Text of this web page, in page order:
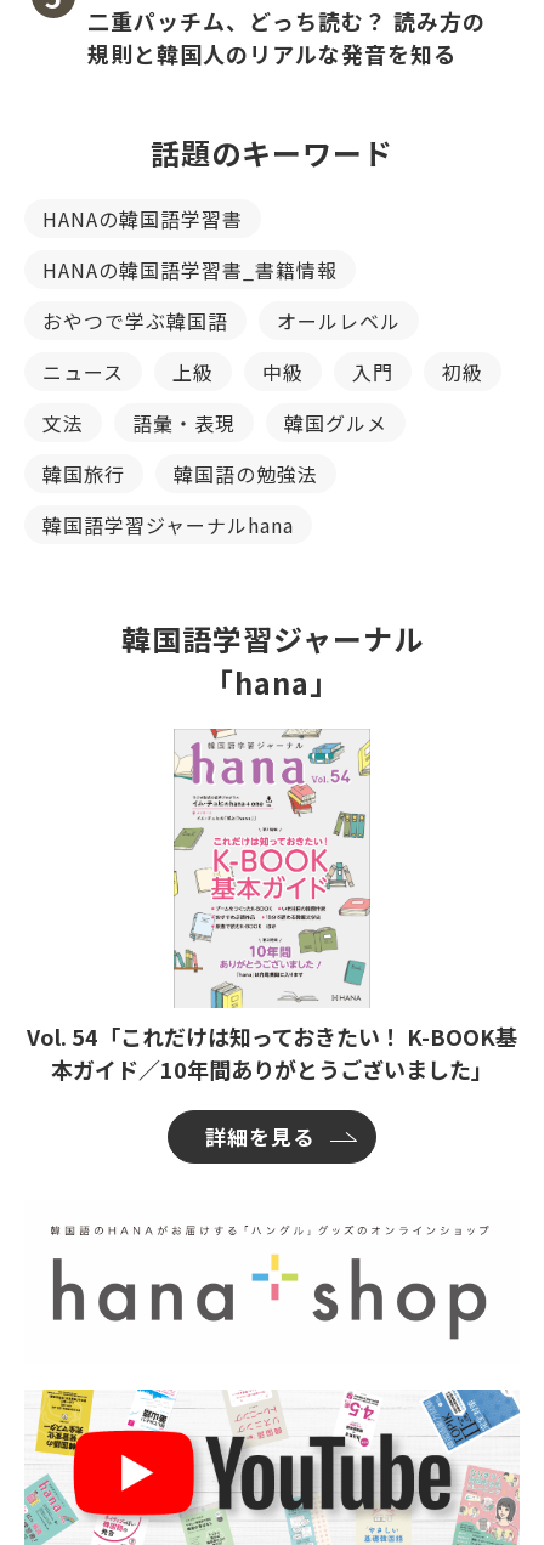
二重パッチム、どっち読む？ 読み方の
規則と韓国人のリアルな発音を知る
話題のキーワード
HANAの韓国語学習書
HANAの韓国語学習書_書籍情報
おやつで学ぶ韓国語
オールレベル
ニュース
上級 中級 入門
初級
文法
語彙・表現
韓国グルメ
韓国旅行
韓国語の勉強法
韓国語学習ジャーナルhana
韓国語学習ジャーナル
「hana」
Vol. 54「これだけは知っておきたい！ K-BOOK基
本ガイド／10年間ありがとうございました」
詳細を見る